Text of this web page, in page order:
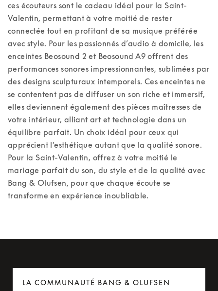
ces écouteurs sont le cadeau idéal pour la Saint-
Valentin, permettant à votre moitié de rester
connectée tout en profitant de sa musique préférée
avec style. Pour les passionnés d’audio à domicile, les
enceintes Beosound 2 et Beosound A9 offrent des
performances sonores impressionnantes, sublimées par
des designs sculpturaux intemporels. Ces enceintes ne
se contentent pas de diffuser un son riche et immersif,
elles deviennent également des pièces maîtresses de
votre intérieur, alliant art et technologie dans un
équilibre parfait. Un choix idéal pour ceux qui
Pour la Saint-Valentin, offrez à votre moitié le
mariage parfait du son, du style et de la qualité avec
Bang & Olufsen, pour que chaque écoute se
transforme en expérience inoubliable.
LA COMMUNAUTÉ BANG & OLUFSEN